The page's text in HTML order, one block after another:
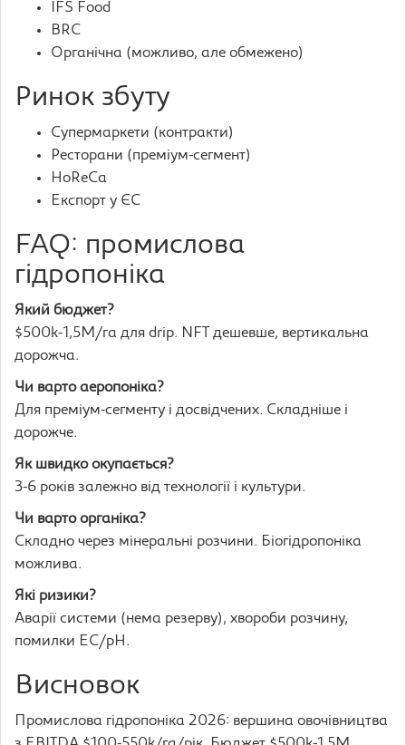
IFS Food
BRC
Органічна (можливо, але обмежено)
Ринок збуту
Супермаркети (контракти)
Ресторани (преміум-сегмент)
HoReCa
Експорт у ЄС
FAQ: промислова
гідропоніка
Який бюджет?
$500k-1,5M/га для drip. NFT дешевше, вертикальна
дорожча.
Чи варто аеропоніка?
Для преміум-сегменту і досвідчених. Складніше і
дорожче.
Як швидко окупається?
3-6 років залежно від технології і культури.
Чи варто органіка?
Складно через мінеральні розчини. Біогідропоніка
можлива.
Які ризики?
Аварії системи (нема резерву), хвороби розчину,
помилки EC/pH.
Висновок
Промислова гідропоніка 2026: вершина овочівництва